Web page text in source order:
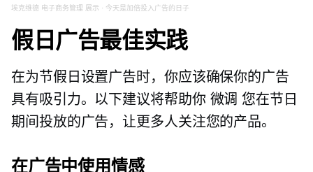
埃克维德 电子商务管理 展示 · 今天是加倍投入广告的日子
假日广告最佳实践
在为节假日设置广告时，你应该确保你的广告
具有吸引力。以下建议将帮助你 微调 您在节日
期间投放的广告，让更多人关注您的产品。
在广告中使用情感